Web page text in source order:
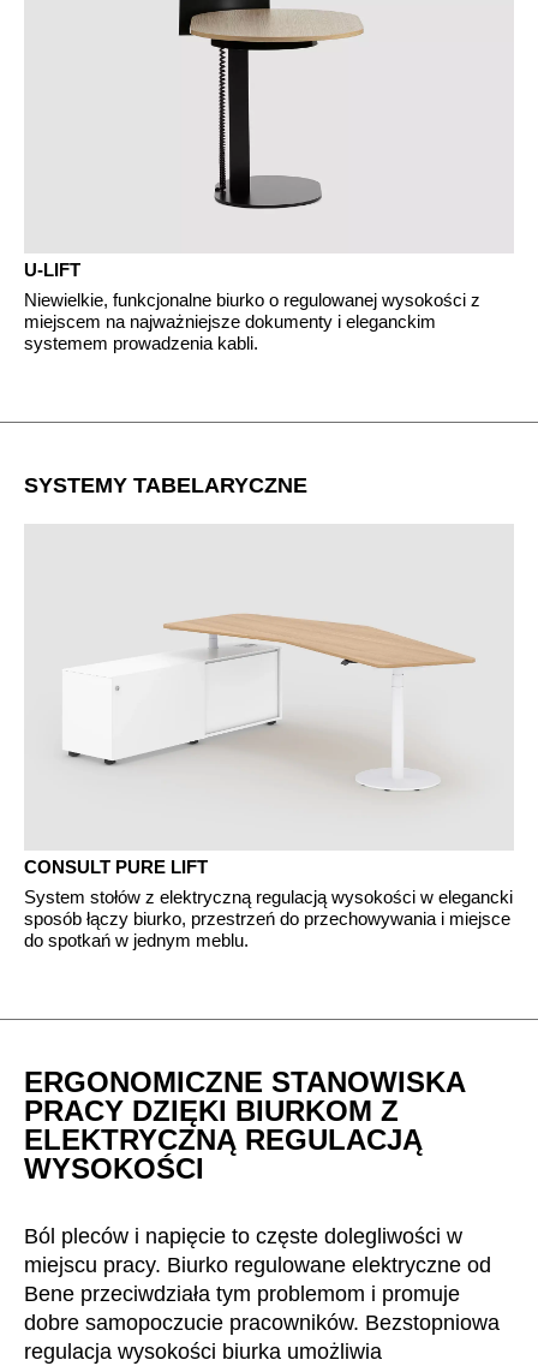
U-LIFT
Niewielkie, funkcjonalne biurko o regulowanej wysokości z
miejscem na najważniejsze dokumenty i eleganckim
systemem prowadzenia kabli.
SYSTEMY TABELARYCZNE
CONSULT PURE LIFT
System stołów z elektryczną regulacją wysokości w elegancki
sposób łączy biurko, przestrzeń do przechowywania i miejsce
do spotkań w jednym meblu.
ERGONOMICZNE STANOWISKA
PRACY DZIĘKI BIURKOM Z
ELEKTRYCZNĄ REGULACJĄ
WYSOKOŚCI
Ból pleców i napięcie to częste dolegliwości w
miejscu pracy. Biurko regulowane elektryczne od
Bene przeciwdziała tym problemom i promuje
dobre samopoczucie pracowników. Bezstopniowa
regulacja wysokości biurka umożliwia